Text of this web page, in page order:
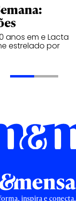
anos em e Lacta
estrelado por
inspira e conecta.